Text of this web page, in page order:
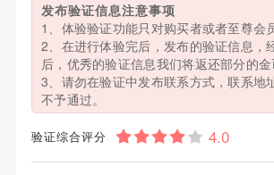
发布验证信息注意事项
1、体验验证功能只对购买者或者至尊会
2、在进行体验完后，发布的验证信息，
后，优秀的验证信息我们将返还部分的金
3、请勿在验证中发布联系方式，联系地
不予通过。
验证综合评分